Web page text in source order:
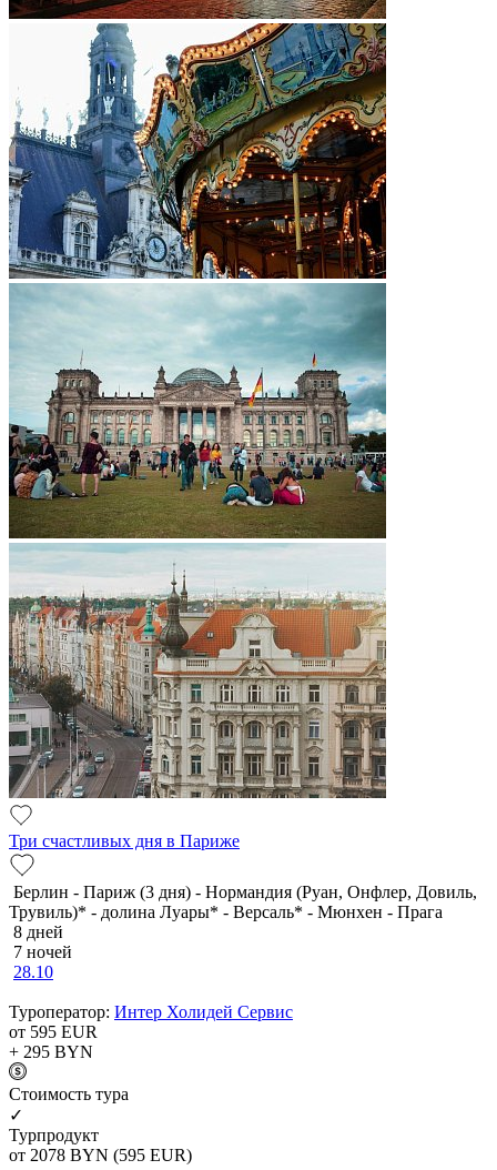
Три счастливых дня в Париже
Берлин - Париж (3 дня) - Нормандия (Руан, Онфлер, Довиль,
Трувиль)* - долина Луары* - Версаль* - Мюнхен - Прага
8 дней
7 ночей
28.10
Туроператор: Интер Холидей Сервис
от 595 EUR
+ 295 BYN
Cтоимость тура
✓
Турпродукт
от 2078 BYN (595 EUR)